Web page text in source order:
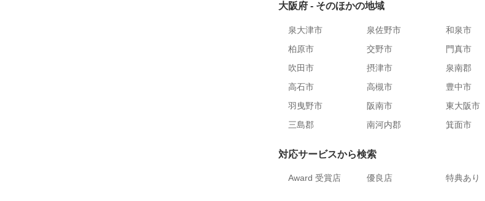
大阪府 - そのほかの地域
泉大津市 泉佐野市 和泉市
柏原市
交野市 門真市
吹田市
摂津市 泉南郡
高石市
高槻市 豊中市
羽曳野市
阪南市 東大阪市
三島郡
南河内郡 箕面市
対応サービスから検索
Award 受賞店 優良店 特典あり